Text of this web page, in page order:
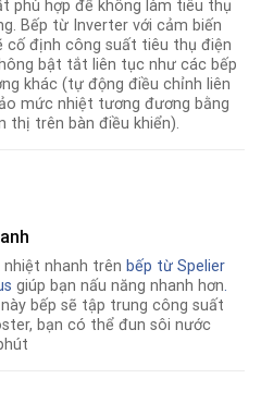
phù hợp để không làm tiêu thụ
Bếp từ Inverter với cảm biến
cố định công suất tiêu thụ điện
bật tắt liên tục như các bếp
khác (tự động điều chỉnh liên
mức nhiệt tương đương bằng
thị trên bàn điều khiển).
nhiệt nhanh trên bếp từ Spelier
giúp bạn nấu năng nhanh hơn.
bếp sẽ tập trung công suất
bạn có thể đun sôi nước